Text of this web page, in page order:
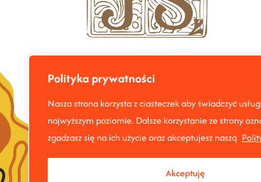
Polityka prywatności
Nasza strona korzysta z ciasteczek aby świadczyć
najwyższym poziomie. Dalsze korzystanie ze strony
zgadzasz się na ich użycie oraz akceptujesz naszą
Akceptuję